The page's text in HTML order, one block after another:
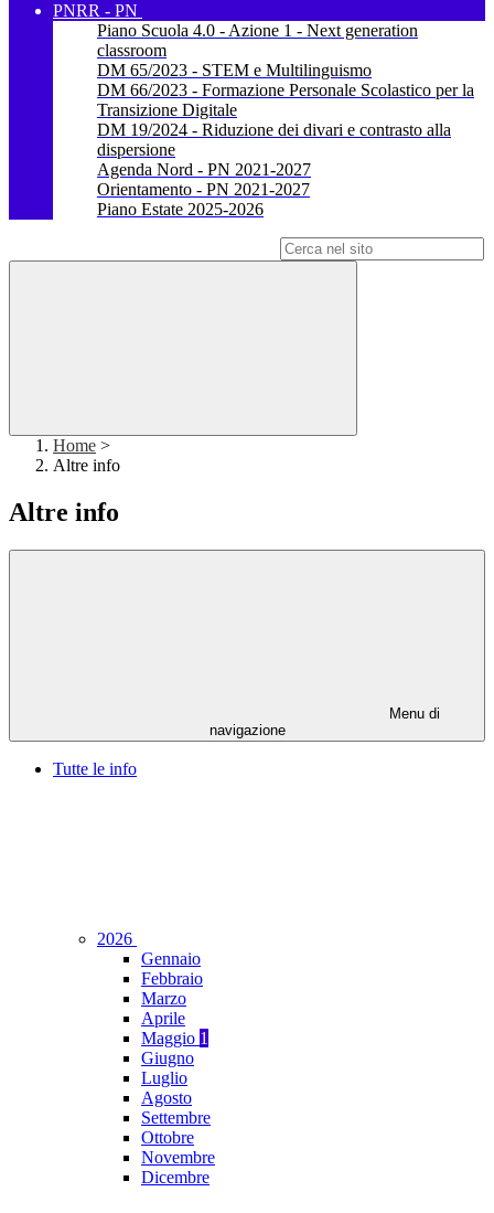
PNRR - PN
Piano Scuola 4.0 - Azione 1 - Next generation
classroom
DM 65/2023 - STEM e Multilinguismo
DM 66/2023 - Formazione Personale Scolastico per la
Transizione Digitale
DM 19/2024 - Riduzione dei divari e contrasto alla
dispersione
Agenda Nord - PN 2021-2027
Orientamento - PN 2021-2027
Piano Estate 2025-2026
Home >
Altre info
Altre info
Menu di
navigazione
Tutte le info
2026
Gennaio
Febbraio
Marzo
Aprile
Maggio 1
Giugno
Luglio
Agosto
Settembre
Ottobre
Novembre
Dicembre